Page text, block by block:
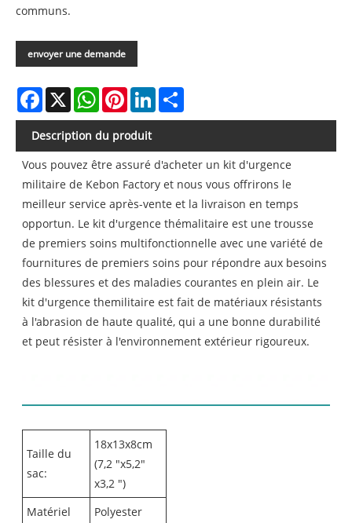
communs.
envoyer une demande
Facebook
X WhatsAppPinterestLinkedIn
Description du produit
Vous pouvez être assuré d'acheter un kit d'urgence
militaire de Kebon Factory et nous vous offrirons le
meilleur service après-vente et la livraison en temps
opportun. Le kit d'urgence thémalitaire est une trousse
de premiers soins multifonctionnelle avec une variété de
fournitures de premiers soins pour répondre aux besoins
des blessures et des maladies courantes en plein air. Le
kit d'urgence themilitaire est fait de matériaux résistants
à l'abrasion de haute qualité, qui a une bonne durabilité
et peut résister à l'environnement extérieur rigoureux.
Taille du
sac:
18x13x8cm
(7,2 "x5,2"
x3,2 ")
Matériel
Polyester